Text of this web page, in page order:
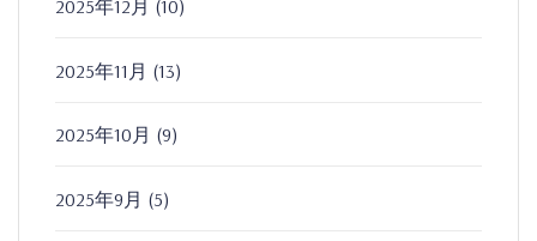
2025年12月 (10)
2025年11月 (13)
2025年10月 (9)
2025年9月 (5)